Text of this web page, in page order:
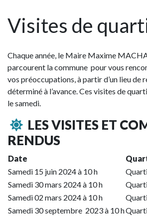
Visites de
Chaque année, le Maire Maxime
parcourent la commune pour vous
vos préoccupations, à partir d’un lieu de
déterminé à l’avance. Ces visites de
le samedi.
LES VISITES ET
RENDUS
Date
Samedi 15 juin 2024 à 10 h
Samedi 30 mars 2024 à 10 h
Samedi 02 mars 2024 à 10 h
Samedi 30 septembre 2023 à 10 h